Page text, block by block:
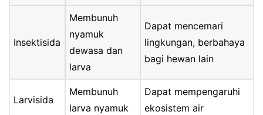
Insektisida
Membunuh
nyamuk
dewasa dan
larva
Dapat mencemari
lingkungan, berbahaya
bagi hewan lain
Larvisida
Membunuh
larva nyamuk
Dapat mempengaruhi
ekosistem air